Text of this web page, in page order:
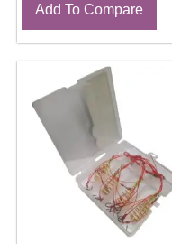
Add To Compare